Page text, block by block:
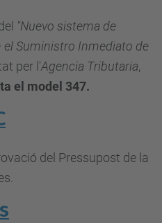
"Nuevo sistema de
el Suministro Inmediato de
per l'Agencia Tributaria,
el model 347.
del Pressupost de la